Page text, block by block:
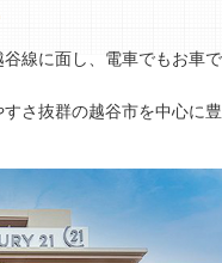
線に面し、電車でもお車で
さ抜群の越谷市を中心に豊